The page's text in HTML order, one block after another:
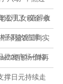
道理了 (值得收
公儿女双全 余
子羽的胳膊：
绿盛农工商实
批发市场价格
售价一降再
撑日元持续走